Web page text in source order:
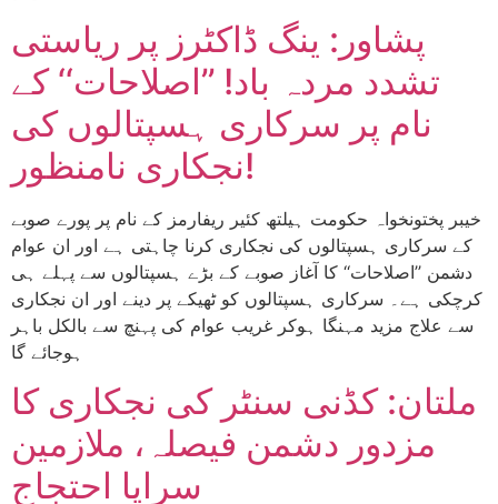
پشاور: ینگ ڈاکٹرز پر ریاستی
تشدد مردہ باد! ’’اصلاحات‘‘ کے
نام پر سرکاری ہسپتالوں کی
نجکاری نامنظور!
خیبر پختونخواہ حکومت ہیلتھ کئیر ریفارمز کے نام پر پورے صوبے
کے سرکاری ہسپتالوں کی نجکاری کرنا چاہتی ہے اور ان عوام
دشمن ’’اصلاحات‘‘ کا آغاز صوبے کے بڑے ہسپتالوں سے پہلے ہی
کرچکی ہے۔ سرکاری ہسپتالوں کو ٹھیکے پر دینے اور ان نجکاری
سے علاج مزید مہنگا ہوکر غریب عوام کی پہنچ سے بالکل باہر
ہوجائے گا
ملتان: کڈنی سنٹر کی نجکاری کا
مزدور دشمن فیصلہ، ملازمین
سراپا احتجاج